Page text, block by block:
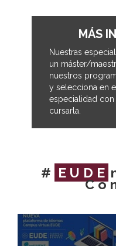
MÁS
Nuestras
un máster/
nuestros
y selecciona en
especialidad con
cursarla.
# EUDE